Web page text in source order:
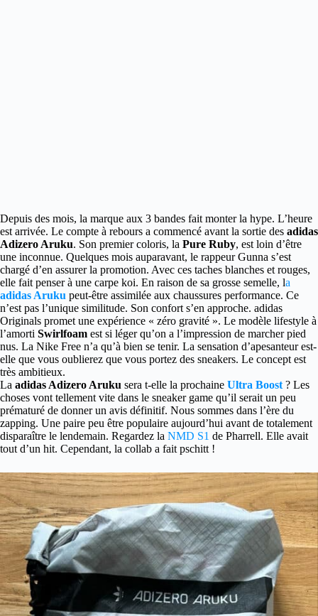
Depuis des mois, la marque aux 3 bandes fait monter la hype. L’heure
est arrivée. Le compte à rebours a commencé avant la sortie des adidas
Adizero Aruku. Son premier coloris, la Pure Ruby, est loin d’être
une inconnue. Quelques mois auparavant, le rappeur Gunna s’est
chargé d’en assurer la promotion. Avec ces taches blanches et rouges,
elle fait penser à une carpe koi. En raison de sa grosse semelle, la
adidas Aruku peut-être assimilée aux chaussures performance. Ce
n’est pas l’unique similitude. Son confort s’en approche. adidas
Originals promet une expérience « zéro gravité ». Le modèle lifestyle à
l’amorti Swirlfoam est si léger qu’on a l’impression de marcher pied
nus. La Nike Free n’a qu’à bien se tenir. La sensation d’apesanteur est-
elle que vous oublierez que vous portez des sneakers. Le concept est
très ambitieux.
La adidas Adizero Aruku sera t-elle la prochaine Ultra Boost ? Les
choses vont tellement vite dans le sneaker game qu’il serait un peu
prématuré de donner un avis définitif. Nous sommes dans l’ère du
zapping. Une paire peu être populaire aujourd’hui avant de totalement
disparaître le lendemain. Regardez la NMD S1 de Pharrell. Elle avait
tout d’un hit. Cependant, la collab a fait pschitt !